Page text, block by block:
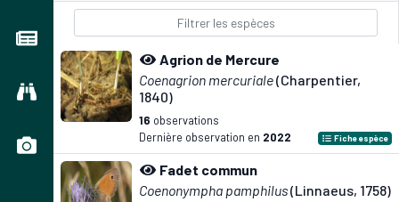
Agrion de Mercure
Coenagrion mercuriale(Charpentier,
1840)
16 observations
Dernière observation en 2022 Fiche espèce
Fadet commun
Coenonympha pamphilus(Linnaeus, 1758)